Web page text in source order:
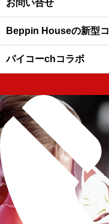
お問い合せ
パイコーchコラボ